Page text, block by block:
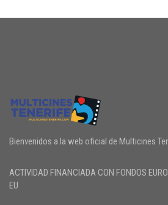
Bienvenidos a la web oficial de Multicines
ACTIVIDAD FINANCIADA CON FONDOS
EU